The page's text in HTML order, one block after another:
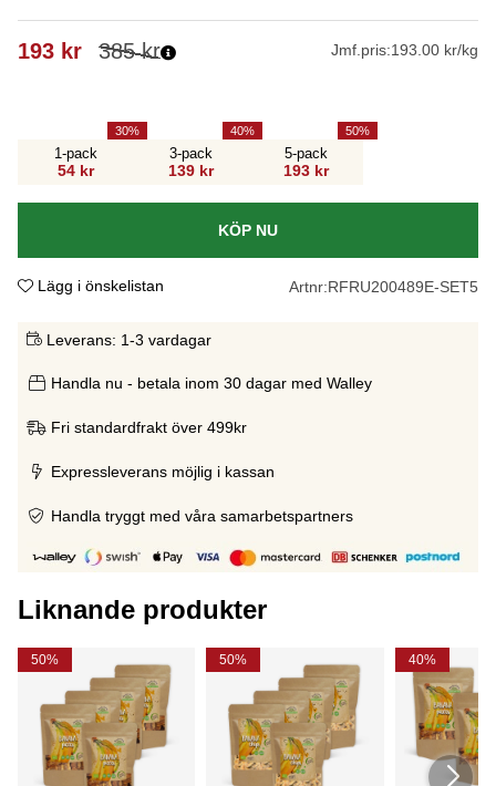
385kr
193 kr Jmf.pris:193.00 kr/kg
1-pack
54 kr
30
3-pack
139 kr
40
5-pack
193 kr
50
KÖP NU
Lägg i önskelistan Artnr:RFRU200489E-SET5
Leverans: 1-3 vardagar
Handla nu - betala inom 30 dagar med Walley
Fri standardfrakt över 499kr
Expressleverans möjlig i kassan
Handla tryggt med våra samarbetspartners
Liknande produkter
50% 50% 40%